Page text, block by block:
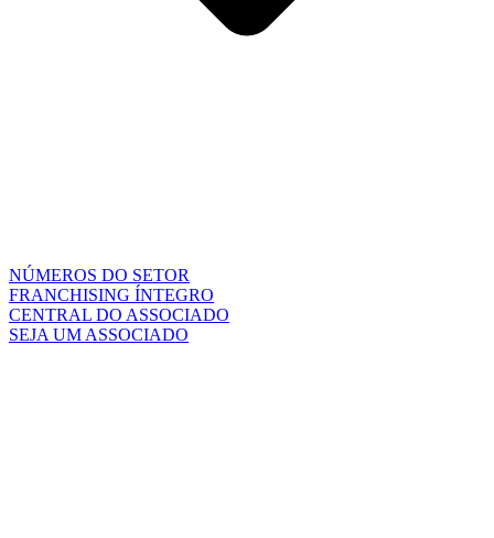
NÚMEROS DO SETOR
FRANCHISING ÍNTEGRO
CENTRAL DO ASSOCIADO
SEJA UM ASSOCIADO